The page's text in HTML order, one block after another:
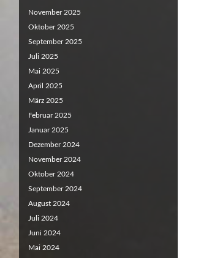
November 2025
Oktober 2025
September 2025
Juli 2025
Mai 2025
April 2025
März 2025
Februar 2025
Januar 2025
Dezember 2024
November 2024
Oktober 2024
September 2024
August 2024
Juli 2024
Juni 2024
Mai 2024